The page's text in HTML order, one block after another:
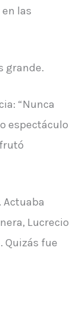
las
grande.
“Nunca
espectáculo
Lucrecio
Quizás fue